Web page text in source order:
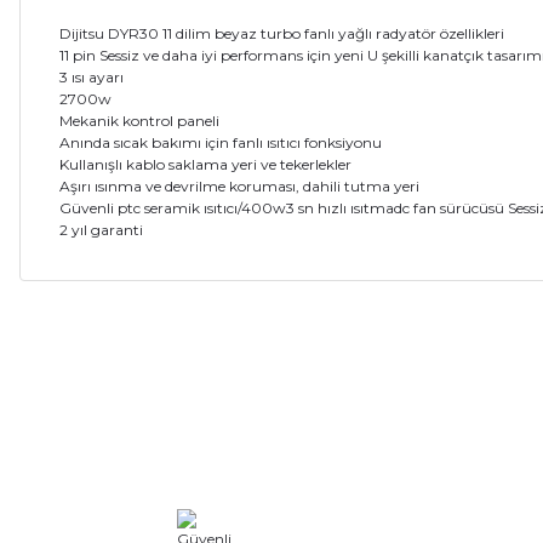
Dijitsu DYR30 11 dilim beyaz turbo fanlı yağlı radyatör özellikleri
11 pin Sessiz ve daha iyi performans için yeni U şekilli kanatçık tasarımı
3 ısı ayarı
2700w
Mekanik kontrol paneli
Anında sıcak bakımı için fanlı ısıtıcı fonksiyonu
Kullanışlı kablo saklama yeri ve tekerlekler
Aşırı ısınma ve devrilme koruması, dahili tutma yeri
Güvenli ptc seramik ısıtıcı/400w3 sn hızlı ısıtmadc fan sürücüsü
2 yıl garanti
Ürün fiyatı diğer sitelerden daha pahalı.